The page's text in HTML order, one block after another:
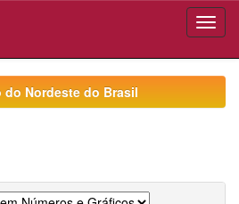
do Nordeste do Brasil